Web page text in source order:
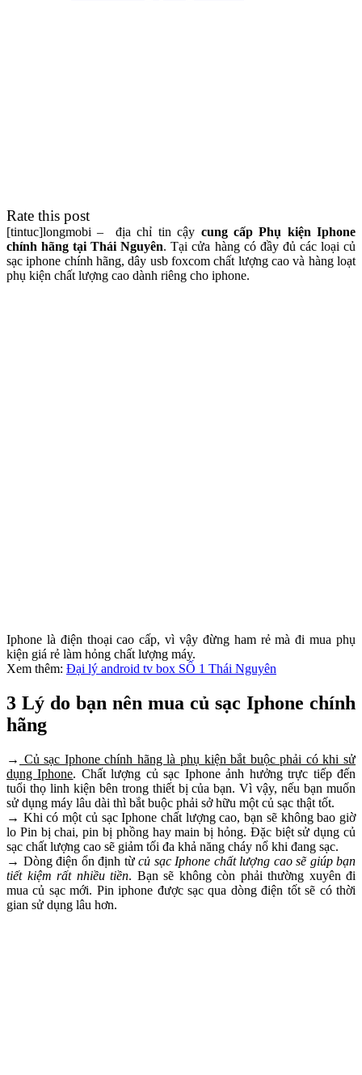
Rate this post
[tintuc]longmobi – địa chỉ tin cậy cung cấp Phụ kiện Iphone
chính hãng tại Thái Nguyên. Tại cửa hàng có đầy đủ các loại củ
sạc iphone chính hãng, dây usb foxcom chất lượng cao và hàng loạt
phụ kiện chất lượng cao dành riêng cho iphone.
Iphone là điện thoại cao cấp, vì vậy đừng ham rẻ mà đi mua phụ
kiện giá rẻ làm hỏng chất lượng máy.
Xem thêm: Đại lý android tv box SỐ 1 Thái Nguyên
3 Lý do bạn nên mua củ sạc Iphone chính
hãng
→ Củ sạc Iphone chính hãng là phụ kiện bắt buộc phải có khi sử
dụng Iphone. Chất lượng củ sạc Iphone ảnh hưởng trực tiếp đến
tuổi thọ linh kiện bên trong thiết bị của bạn. Vì vậy, nếu bạn muốn
sử dụng máy lâu dài thì bắt buộc phải sở hữu một củ sạc thật tốt.
→ Khi có một củ sạc Iphone chất lượng cao, bạn sẽ không bao giờ
lo Pin bị chai, pin bị phồng hay main bị hỏng. Đặc biệt sử dụng củ
sạc chất lượng cao sẽ giảm tối đa khả năng cháy nổ khi đang sạc.
→ Dòng điện ổn định từ củ sạc Iphone chất lượng cao sẽ giúp bạn
tiết kiệm rất nhiều tiền. Bạn sẽ không còn phải thường xuyên đi
mua củ sạc mới. Pin iphone được sạc qua dòng điện tốt sẽ có thời
gian sử dụng lâu hơn.